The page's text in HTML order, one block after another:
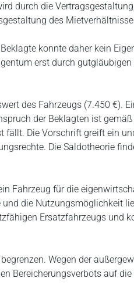
durch die
des
konnte daher kein
erst durch gutgläubigen
des Fahrzeugs (7.450 €).
der Beklagten ist gemäß
fällt. Die Vorschrift greift ein
Die Saldotheorie
Fahrzeug für die
die Nutzungsmöglichkeit
Ersatzfahrzeugs und
Wegen der
Bereicherungsverbots auf